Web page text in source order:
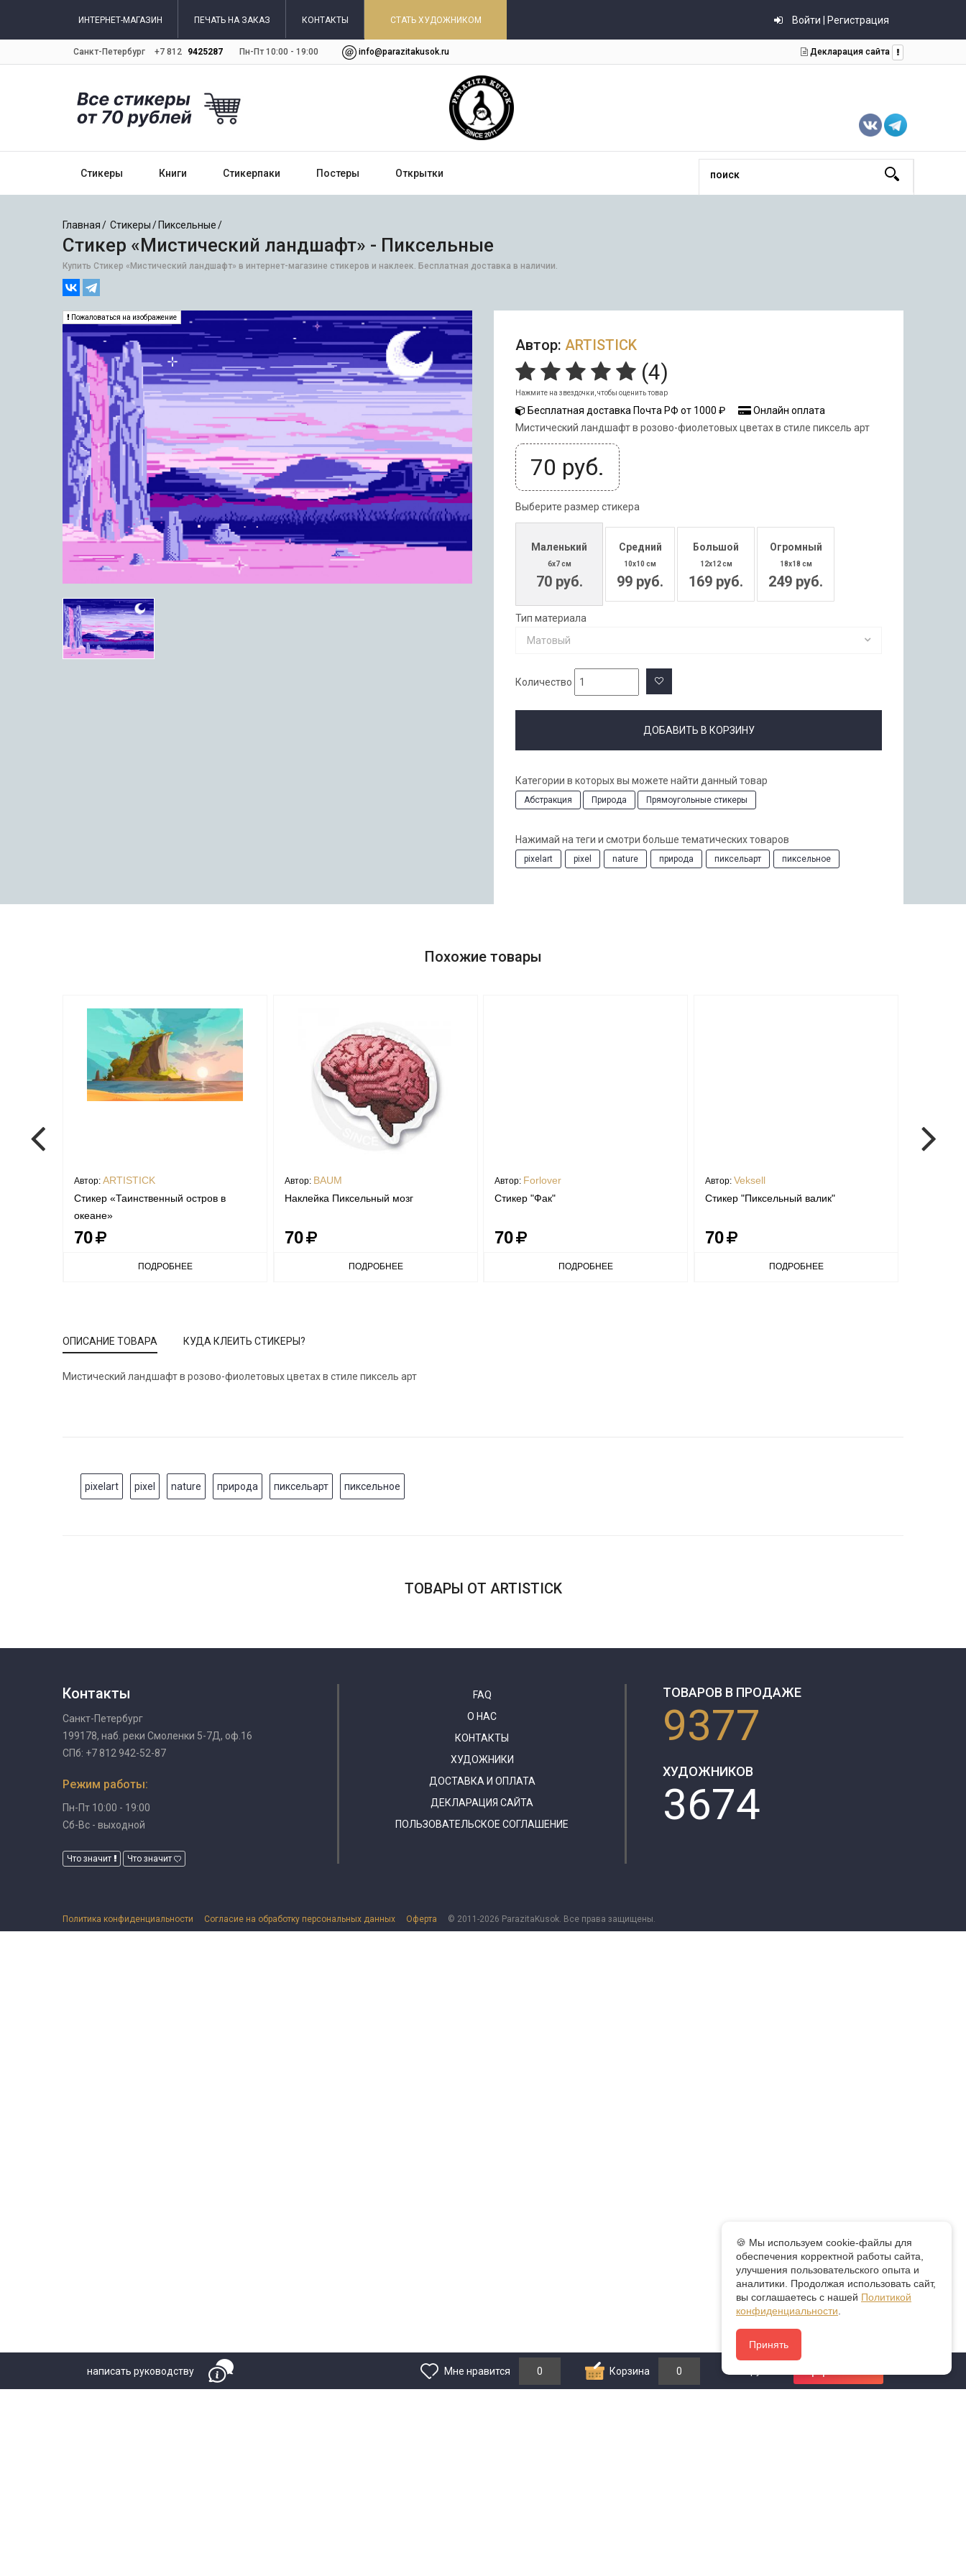
ИНТЕРНЕТ-МАГАЗИН ПЕЧАТЬ НА ЗАКАЗ КОНТАКТЫ СТАТЬ ХУДОЖНИКОМ Войти | Регистрация
Санкт-Петербург +7 812 9425287 Пн-Пт 10:00 - 19:00 info@parazitakusok.ru Декларация сайта
Стикеры Книги Стикерпаки Постеры Открытки
написать руководству Мне нравится 0 Корзина 0
Главная Стикеры Пиксельные
Стикер «Мистический ландшафт» - Пиксельные
Купить Стикер «Мистический ландшафт» в интернет-магазине стикеров и наклеек. Бесплатная доставка в наличии.
Пожаловаться на изображение
Автор: ARTISTICK
(4)
Нажмите на звездочки, чтобы оценить товар
Бесплатная доставка Почта РФ от 1000 ₽
Онлайн оплата
Мистический ландшафт в розово-фиолетовых цветах в стиле пиксель арт
70 руб.
Выберите размер стикера
Маленький
6x7 см
70 руб.
Средний
10x10 см
99 руб.
Большой
12x12 см
169 руб.
Огромный
18x18 см
249 руб.
Тип материала
Матовый
Количество
ДОБАВИТЬ В КОРЗИНУ
Категории в которых вы можете найти данный товар
Абстракция Природа Прямоугольные стикеры
Нажимай на теги и смотри больше тематических товаров
pixelart pixel nature природа пиксельарт пиксельное
Похожие товары
Автор: ARTISTICK
Стикер «Таинственный остров в
океане»
70
ПОДРОБНЕЕ
Автор: BAUM
Наклейка Пиксельный мозг
70
ПОДРОБНЕЕ
Автор: Forlover
Стикер "Фак"
70
ПОДРОБНЕЕ
Автор: Veksell
Стикер "Пиксельный валик"
70
ПОДРОБНЕЕ
ОПИСАНИЕ ТОВАРА КУДА КЛЕИТЬ СТИКЕРЫ?
Мистический ландшафт в розово-фиолетовых цветах в стиле пиксель арт
pixelart pixel nature природа пиксельарт пиксельное
ТОВАРЫ ОТ ARTISTICK
Контакты
Санкт-Петербург
199178, наб. реки Смоленки 5-7Д, оф.16
СПб: +7 812 942-52-87
Режим работы:
Пн-Пт 10:00 - 19:00
Сб-Вс - выходной
Что значит Что значит
FAQ
О НАС
КОНТАКТЫ
ХУДОЖНИКИ
ДОСТАВКА И ОПЛАТА
ДЕКЛАРАЦИЯ САЙТА
ПОЛЬЗОВАТЕЛЬСКОЕ СОГЛАШЕНИЕ
ТОВАРОВ В ПРОДАЖЕ
9377
ХУДОЖНИКОВ
3674
🍪 Мы используем cookie-файлы для
обеспечения корректной работы сайта,
улучшения пользовательского опыта и
аналитики. Продолжая использовать сайт,
вы соглашаетесь с нашей Политикой
конфиденциальности
Принять
Политика конфиденциальности Согласие на обработку персональных данных Оферта © 2011-2026 ParazitaKusok. Все права защищены.